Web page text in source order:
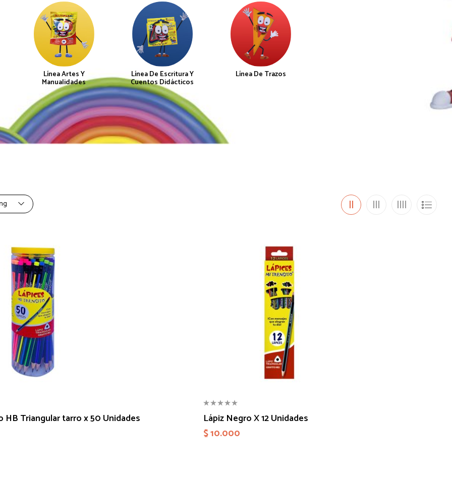
Línea Artes Y
Manualidades
Línea De Escritura Y
Cuentos Didácticos
Línea De Trazos
HB Triangular tarro x 50 Unidades
Lápiz Negro X 12 Unidades
$10.000